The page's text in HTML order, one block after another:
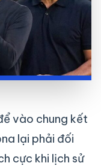
vào chung kết
lại phải đối
cực khi lịch sử